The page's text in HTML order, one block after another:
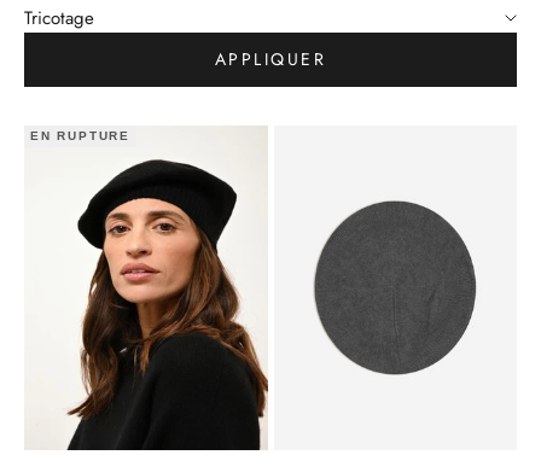
Tricotage
APPLIQUER
EN RUPTURE